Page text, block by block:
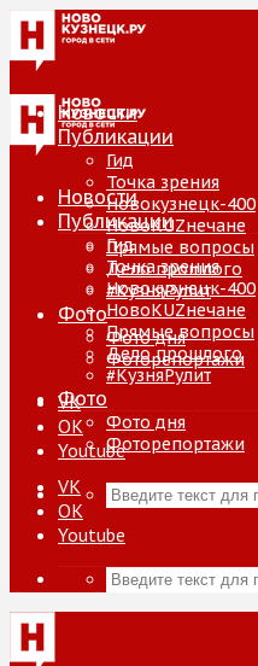
Новости
Публикации
Гид
Точка зрения
Новокузнецк-400
НовоKUZнечане
Прямые вопросы
Дело прошлого
#КузняРулит
Фото
Фото дня
Фоторепортажи
VK
ОК
Youtube
Новости
Публикации
Гид
Точка зрения
Новокузнецк-400
НовоKUZнечане
Прямые вопросы
Дело прошлого
#КузняРулит
Фото
Фото дня
Фоторепортажи
VK
ОК
Youtube